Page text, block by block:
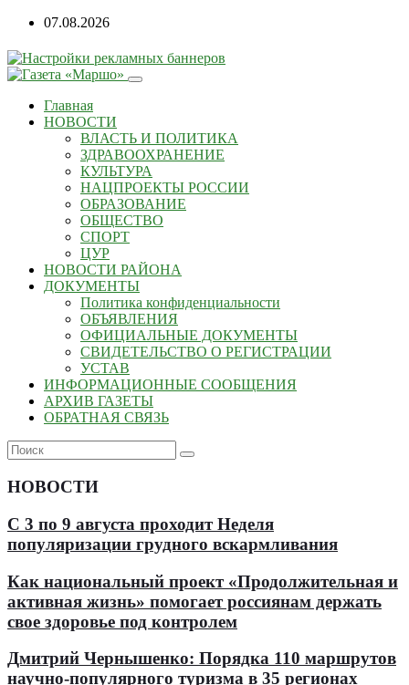
07.08.2026
Главная
НОВОСТИ
ВЛАСТЬ И ПОЛИТИКА
ЗДРАВООХРАНЕНИЕ
КУЛЬТУРА
НАЦПРОЕКТЫ РОССИИ
ОБРАЗОВАНИЕ
ОБЩЕСТВО
СПОРТ
ЦУР
НОВОСТИ РАЙОНА
ДОКУМЕНТЫ
Политика конфиденциальности
ОБЪЯВЛЕНИЯ
ОФИЦИАЛЬНЫЕ ДОКУМЕНТЫ
СВИДЕТЕЛЬСТВО О РЕГИСТРАЦИИ
УСТАВ
ИНФОРМАЦИОННЫЕ СООБЩЕНИЯ
АРХИВ ГАЗЕТЫ
ОБРАТНАЯ СВЯЗЬ
НОВОСТИ
С 3 по 9 августа проходит Неделя
популяризации грудного вскармливания
Как национальный проект «Продолжительная и
активная жизнь» помогает россиянам держать
свое здоровье под контролем
Дмитрий Чернышенко: Порядка 110 маршрутов
научно-популярного туризма в 35 регионах